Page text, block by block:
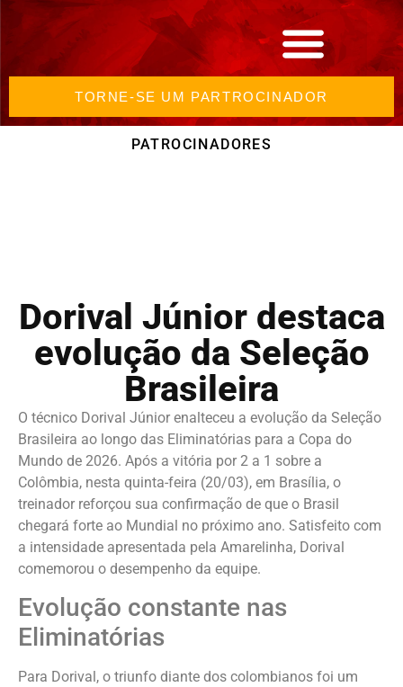
TORNE-SE UM PARTROCINADOR
PATROCINADORES
Dorival Júnior destaca
evolução da Seleção
Brasileira
O técnico Dorival Júnior enalteceu a evolução da Seleção
Brasileira ao longo das Eliminatórias para a Copa do
Mundo de 2026. Após a vitória por 2 a 1 sobre a
Colômbia, nesta quinta-feira (20/03), em Brasília, o
treinador reforçou sua confirmação de que o Brasil
chegará forte ao Mundial no próximo ano. Satisfeito com
a intensidade apresentada pela Amarelinha, Dorival
comemorou o desempenho da equipe.
Evolução constante nas
Eliminatórias
Para Dorival, o triunfo diante dos colombianos foi um